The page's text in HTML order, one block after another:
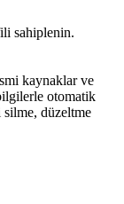
sahiplenin.
kaynaklar ve
otomatik
düzeltme